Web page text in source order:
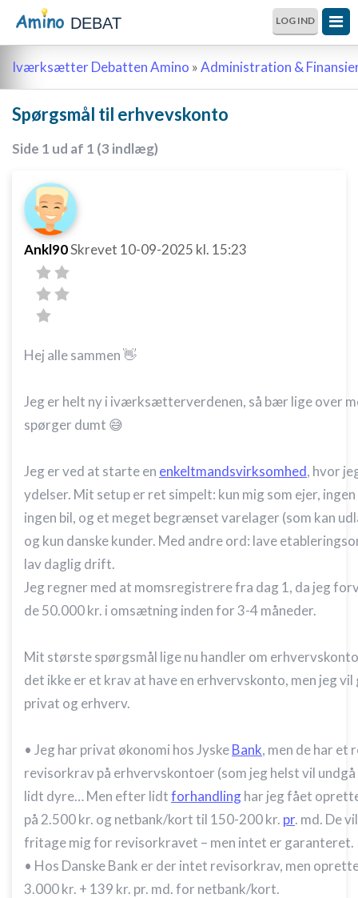
DEBAT LOG IND
Iværksætter Debatten Amino »Administration &
Spørgsmål til erhvevskonto
Side 1 ud af 1 (3 indlæg)
Ankl90Skrevet 10-09-2025 kl. 15:23
Hej alle sammen 👋
Jeg er helt ny i iværksætterverdenen, så bær lige over
spørger dumt 😅
Jeg er ved at starte en enkeltmandsvirksomhed, hvor
ydelser. Mit setup er ret simpelt: kun mig som ejer,
ingen bil, og et meget begrænset varelager (som kan
og kun danske kunder. Med andre ord: lave
lav daglig drift.
Jeg regner med at momsregistrere fra dag 1, da jeg
de 50.000 kr. i omsætning inden for 3-4 måneder.
Mit største spørgsmål lige nu handler om
det ikke er et krav at have en erhvervskonto, men jeg vil
privat og erhverv.
• Jeg har privat økonomi hos JyskeBank, men de har et
revisorkrav på erhvervskontoer (som jeg helst vil
lidt dyre… Men efter lidtforhandlinghar jeg fået
på 2.500 kr. og netbank/kort til 150-200 kr. pr. md. De
fritage mig for revisorkravet – men intet er garanteret.
• Hos Danske Bank er der intet revisorkrav, men
3.000 kr. + 139 kr. pr. md. for netbank/kort.